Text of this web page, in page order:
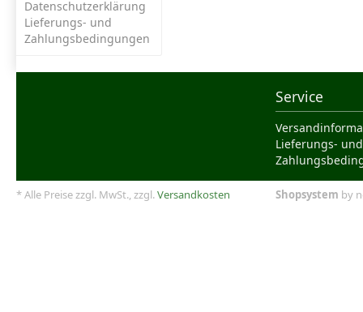
Datenschutzerklärung
Lieferungs- und
Zahlungsbedingungen
Service
Lieferungs- und
* Alle Preise zzgl. MwSt., zzgl.Versandkosten Shopsystem by